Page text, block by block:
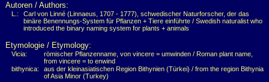
Autoren / Authors:
L.:
Carl von Linné (Linnaeus, 1707 - 1777), schwedischer Naturforscher, der das
binäre Benennungs-System für Pflanzen + Tiere einführte / Swedish naturalist who
introduced the binary naming system for plants + animals
Etymologie / Etymology:
Vicia:
römischer Pflanzenname, von vincere = umwinden / Roman plant name,
from vincere = to enwind
bithynica:
aus der kleinasiatischen Region Bithynien (Türkei) / from the region Bithynia
of Asia Minor (Turkey)